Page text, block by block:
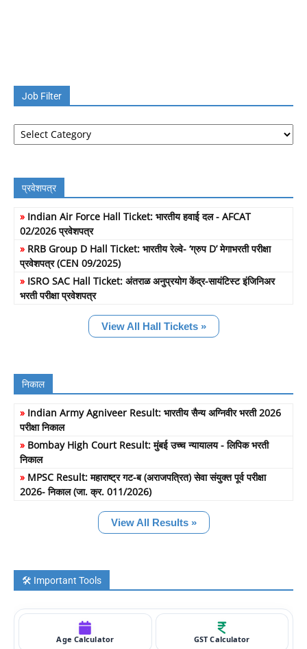
Job Filter
Job
Filter
प्रवेशपत्र
» Indian Air Force Hall Ticket: भारतीय हवाई दल - AFCAT
02/2026 प्रवेशपत्र
» RRB Group D Hall Ticket: भारतीय रेल्वे- ‘ग्रुप D’ मेगाभरती परीक्षा
प्रवेशपत्र (CEN 09/2025)
» ISRO SAC Hall Ticket: अंतराळ अनुप्रयोग केंद्र-सायंटिस्ट इंजिनिअर
भरती परीक्षा प्रवेशपत्र
View All Hall Tickets »
निकाल
» Indian Army Agniveer Result: भारतीय सैन्य अग्निवीर भरती 2026
परीक्षा निकाल
» Bombay High Court Result: मुंबई उच्च न्यायालय - लिपिक भरती
निकाल
» MPSC Result: महाराष्ट्र गट-ब (अराजपत्रित) सेवा संयुक्त पूर्व परीक्षा
2026- निकाल (जा. क्र. 011/2026)
View All Results »
🛠️ Important Tools
Age Calculator GST Calculator